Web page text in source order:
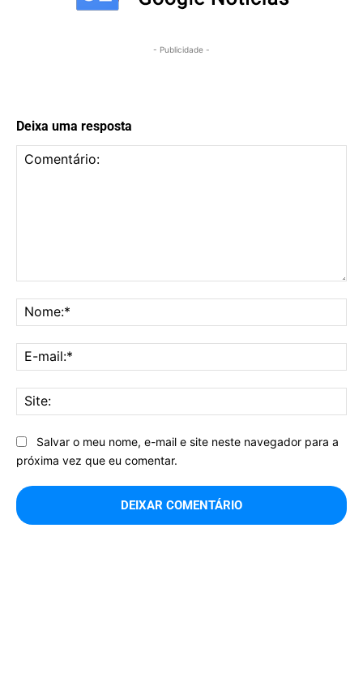
- Publicidade -
Deixa uma resposta
Salvar o meu nome, e-mail e site neste navegador para a
próxima vez que eu comentar.